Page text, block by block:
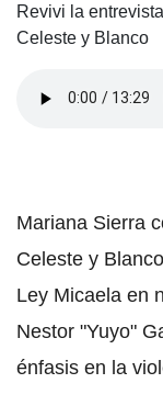
Revivi la
Celeste y Blanco
Mariana Sierra
Celeste y
Ley Micaela en
Nestor "Yuyo"
énfasis en la